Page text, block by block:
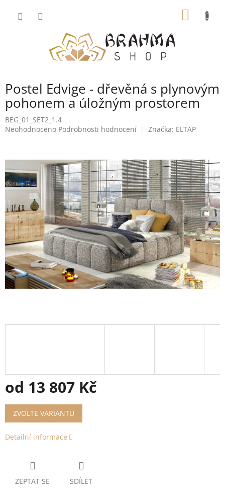
Postel Edvige - dřevěná s plynovým
pohonem a úložným prostorem
BEG_01_SET2_1.4
Průměrné
je
0,0
z
5
hvězdiček.
Neohodnoceno Podrobnosti hodnocení Značka: ELTAP
od 13 807 Kč
Měrná
cena:
ZVOLTE VARIANTU
Detailní informace
ZEPTAT SE SDÍLET